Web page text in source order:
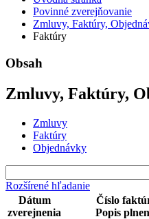
Povinné zverejňovanie
Zmluvy, Faktúry,
Faktúry
Obsah
Zmluvy, Faktúry,
Zmluvy
Faktúry
Objednávky
Rozšírené hľadanie
Dátum
zverejnenia
Číslo
Popis